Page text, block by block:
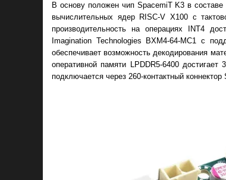
В основу положен чип SpacemiT K3 в
вычислительных ядер RISC-V X100 с
производительность на операциях INT4
Imagination Technologies BXM4-64-MC1 с
обеспечивает возможность декодирования
оперативной памяти LPDDR5-6400
подключается через 260-контактный коннектор